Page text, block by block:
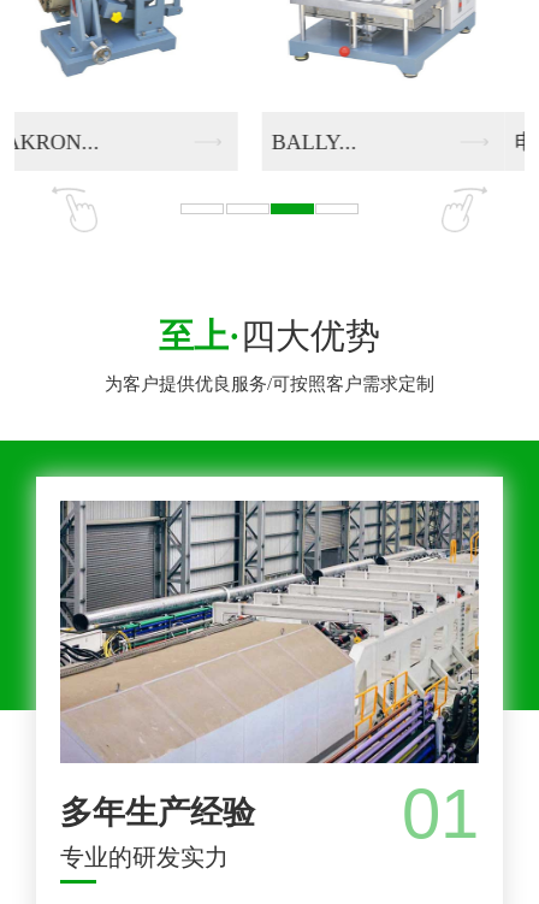
电脑式伺服... 电动脱色试...
至上· 四大优势
为客户提供优良服务/可按照客户需求定制
多年生产经验
专业的研发实力
01